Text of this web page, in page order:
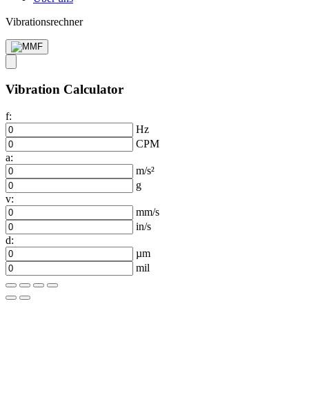
Vibrationsrechner
Vibration Calculator
f:
Hz
CPM
a:
m/s²
g
v:
mm/s
in/s
d:
µm
mil